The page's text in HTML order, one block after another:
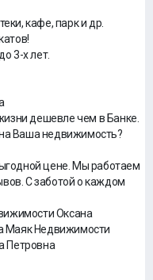
кафе, парк и др.
3-х лет.
дешевле чем в Банке.
Ваша недвижимость?
цене. Мы работаем
С заботой о каждом
Оксана
Маяк Недвижимости
Петровна